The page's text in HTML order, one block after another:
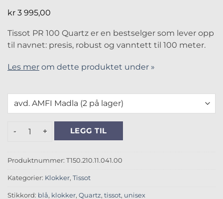
kr 3 995,00
Tissot PR 100 Quartz er en bestselger som lever opp
til navnet: presis, robust og vanntett til 100 meter.
Les mer om dette produktet under »
Tissot PR 100 34mm antall
LEGG TIL
Produktnummer: T150.210.11.041.00
Kategorier: Klokker, Tissot
Stikkord: blå, klokker, Quartz, tissot, unisex